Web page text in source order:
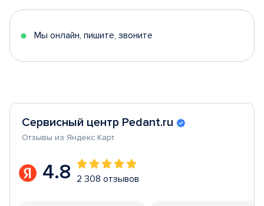
5
Мы онлайн, пишите, звоните
Сервисный центр Pedant.ru
Отзывы из Яндекс Карт
4.8 2 308 отзывов